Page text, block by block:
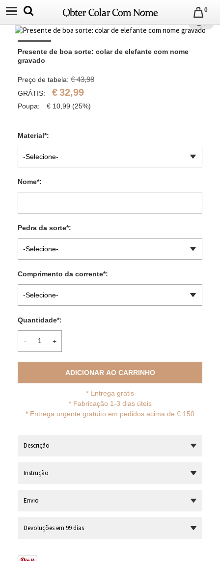
0
1/4
Presente de boa sorte: colar de elefante com nome
gravado
Preço de tabela: € 43,98
GRÁTIS: €32,99
Poupa: € 10,99 (25%)
Material*:
-Selecione-
Nome*:
Pedra da sorte*:
-Selecione-
Comprimento da corrente*:
-Selecione-
Quantidade*:
- +
ADICIONAR AO CARRINHO
* Entrega grátis
* Fabricação 1-3 dias úteis
* Entrega urgente gratuito em pedidos acima de € 150
Descrição
Instrução
Envio
Devoluções em 99 dias